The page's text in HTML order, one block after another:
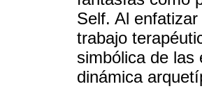
Self. Al
trabajo
simbólica de las
dinámica